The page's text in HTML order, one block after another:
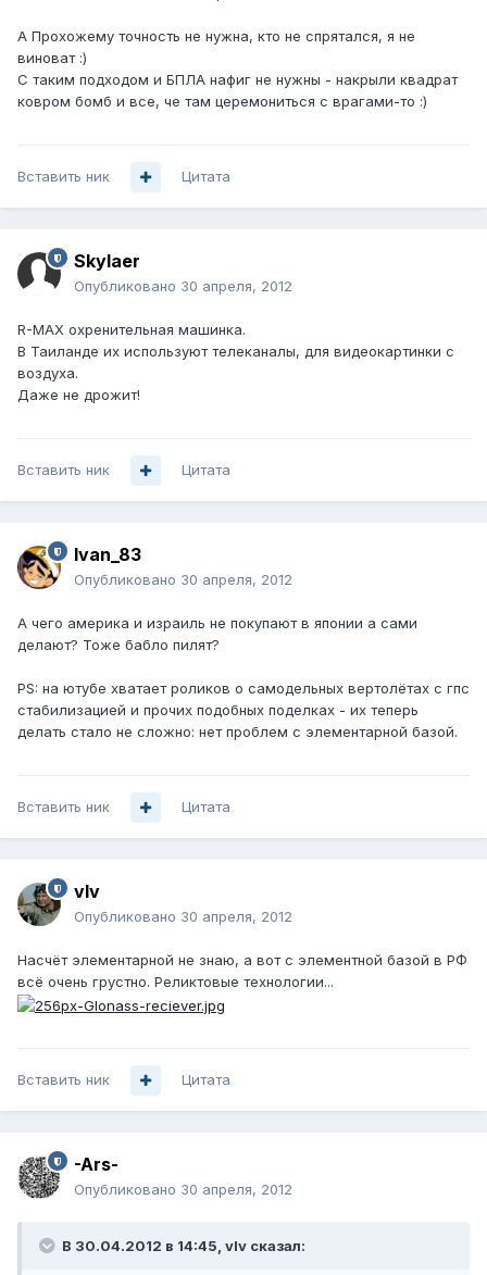
А Прохожему точность не нужна, кто не спрятался, я не
виноват :)
С таким подходом и БПЛА нафиг не нужны - накрыли квадрат
ковром бомб и все, че там церемониться с врагами-то :)
Вставить ник Цитата
Skylaer
Опубликовано 30 апреля, 2012
R-MAX охренительная машинка.
В Таиланде их используют телеканалы, для видеокартинки с
воздуха.
Даже не дрожит!
Вставить ник Цитата
Ivan_83
Опубликовано 30 апреля, 2012
А чего америка и израиль не покупают в японии а сами
делают? Тоже бабло пилят?
PS: на ютубе хватает роликов о самодельных вертолётах с гпс
стабилизацией и прочих подобных поделках - их теперь
делать стало не сложно: нет проблем с элементарной базой.
Вставить ник Цитата
vIv
Опубликовано 30 апреля, 2012
Насчёт элементарной не знаю, а вот с элементной базой в РФ
всё очень грустно. Реликтовые технологии...
Вставить ник Цитата
-Ars-
Опубликовано 30 апреля, 2012
В 30.04.2012 в 14:45, vIv сказал: